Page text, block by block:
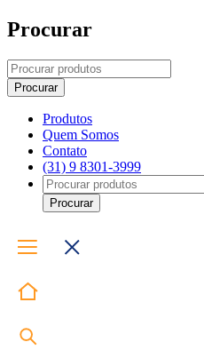
Procurar
Produtos
Quem Somos
Contato
(31) 9 8301-3999